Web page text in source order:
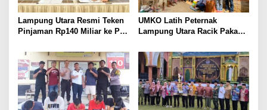
Lampung Utara Resmi Teken
Pinjaman Rp140 Miliar ke PT
Jalan
UMKO Latih Peternak
Lampung Utara Racik Pakan
Kemarau dan Harga Pakan
Mahal